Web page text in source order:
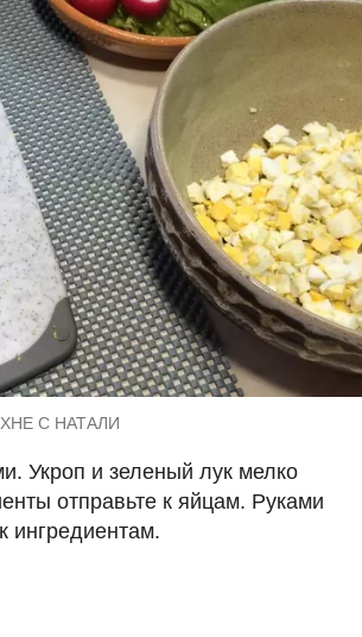
С НАТАЛИ
Укроп и зеленый лук мелко
отправьте к яйцам. Руками
ингредиентам.